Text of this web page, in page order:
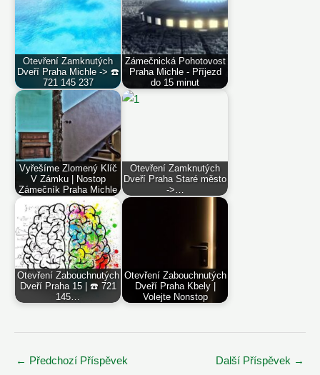
Otevření Zamknutých
Dveří Praha Michle -> ☎️
721 145 237
Zámečnická Pohotovost
Praha Michle - Příjezd
do 15 minut
Vyřešíme Zlomený Klíč
V Zámku | Nostop
Zámečník Praha Michle
Otevření Zamknutých
Dveří Praha Staré město
->…
Otevření Zabouchnutých
Dveří Praha 15 | ☎️ 721
145…
Otevření Zabouchnutých
Dveří Praha Kbely |
Volejte Nonstop
Post
← Předchozí Příspěvek Další Příspěvek →